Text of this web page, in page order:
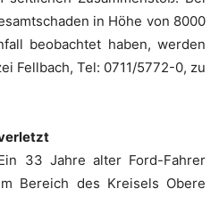
in Höhe von 8000
beobachtet haben, werden
Fellbach, Tel: 0711/5772-0, zu
33 Jahre alter Ford-Fahrer
Bereich des Kreisels Obere